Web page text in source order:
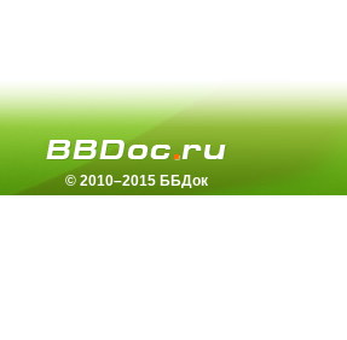
© 2010–2015 ББДок